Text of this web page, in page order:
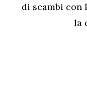
di scambi con
la